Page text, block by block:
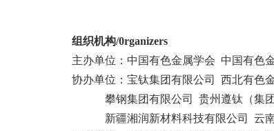
组织机构/0rganizers
主办单位：中国有色金属学会 中国有色
协办单位：宝钛集团有限公司
西北有色
攀钢集团有限公司
贵州遵钛（集
新疆湘润新材料科技有限公司
云